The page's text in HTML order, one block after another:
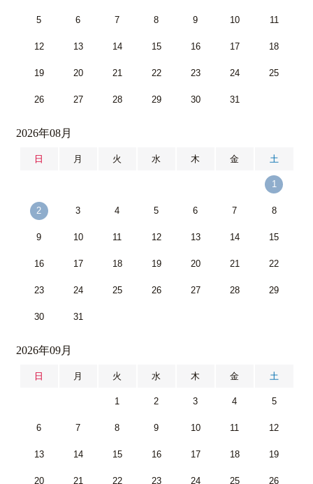
5 6 7 8 9 10 11
12 13 14 15 16 17 18
19 20 21 22 23 24 25
26 27 28 29 30 31
2026年08月
日 月 火 水 木 金 土
1
2 3 4 5 6 7 8
9 10 11 12 13 14 15
16 17 18 19 20 21 22
23 24 25 26 27 28 29
30 31
2026年09月
日 月 火 水 木 金 土
1 2 3 4 5
6 7 8 9 10 11 12
13 14 15 16 17 18 19
20 21 22 23 24 25 26